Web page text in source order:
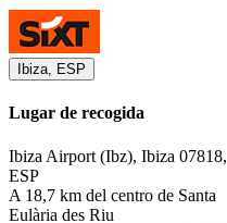
Ibiza, ESP
Lugar de recogida
Ibiza Airport (Ibz), Ibiza 07818,
ESP
A 18,7 km del centro de Santa
Eulària des Riu